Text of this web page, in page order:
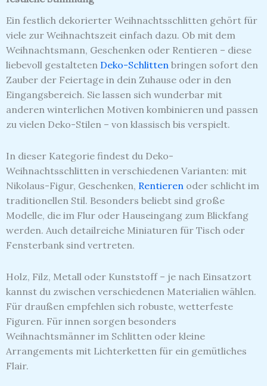
Ein festlich dekorierter Weihnachtsschlitten gehört für
viele zur Weihnachtszeit einfach dazu. Ob mit dem
Weihnachtsmann, Geschenken oder Rentieren – diese
liebevoll gestalteten Deko-Schlitten bringen sofort den
Zauber der Feiertage in dein Zuhause oder in den
Eingangsbereich. Sie lassen sich wunderbar mit
anderen winterlichen Motiven kombinieren und passen
zu vielen Deko-Stilen – von klassisch bis verspielt.
In dieser Kategorie findest du Deko-
Weihnachtsschlitten in verschiedenen Varianten: mit
Nikolaus-Figur, Geschenken, Rentieren oder schlicht im
traditionellen Stil. Besonders beliebt sind große
Modelle, die im Flur oder Hauseingang zum Blickfang
werden. Auch detailreiche Miniaturen für Tisch oder
Fensterbank sind vertreten.
Holz, Filz, Metall oder Kunststoff – je nach Einsatzort
kannst du zwischen verschiedenen Materialien wählen.
Für draußen empfehlen sich robuste, wetterfeste
Figuren. Für innen sorgen besonders
Weihnachtsmänner im Schlitten oder kleine
Arrangements mit Lichterketten für ein gemütliches
Flair.